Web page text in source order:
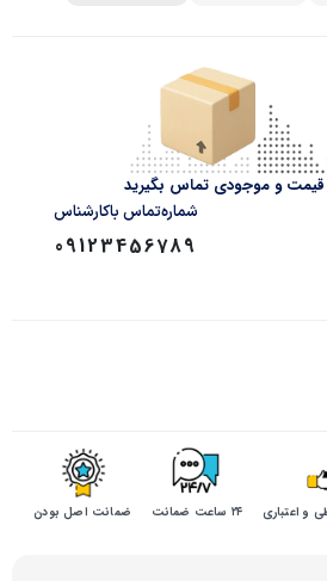
قیمت و موجودی تماس بگیرید
شماره‌تماس‌ با‌کارشناس
09123456789
و اعتباری ۲۴ ساعت ضمانت ضمانت اصل بودن